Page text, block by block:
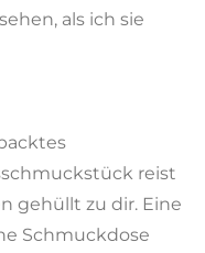
als ich sie
reist
gehüllt zu dir. Eine
Schmuckdose